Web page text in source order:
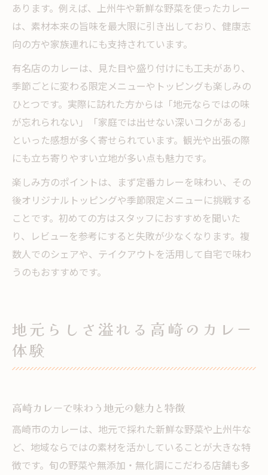
あります。例えば、上州牛や新鮮な野菜を使ったカレー
は、素材本来の旨味を最大限に引き出しており、健康志
向の方や家族連れにも支持されています。
有名店のカレーは、見た目や盛り付けにも工夫があり、
季節ごとに変わる限定メニューやトッピングも楽しみの
ひとつです。実際に訪れた方からは「地元ならではの味
が忘れられない」「家庭では出せない深いコクがある」
といった感想が多く寄せられています。観光や出張の際
にも立ち寄りやすい立地が多い点も魅力です。
楽しみ方のポイントは、まず定番カレーを味わい、その
後オリジナルトッピングや季節限定メニューに挑戦する
ことです。初めての方はスタッフにおすすめを聞いた
り、レビューを参考にすると失敗が少なくなります。複
数人でのシェアや、テイクアウトを活用して自宅で味わ
うのもおすすめです。
地元らしさ溢れる高崎のカレー
体験
高崎カレーで味わう地元の魅力と特徴
高崎市のカレーは、地元で採れた新鮮な野菜や上州牛な
ど、地域ならではの素材を活かしていることが大きな特
徴です。旬の野菜や無添加・無化調にこだわる店舗も多